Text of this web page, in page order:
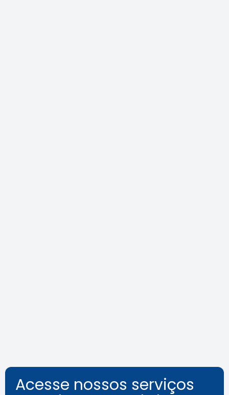
Acesse nossos serviços